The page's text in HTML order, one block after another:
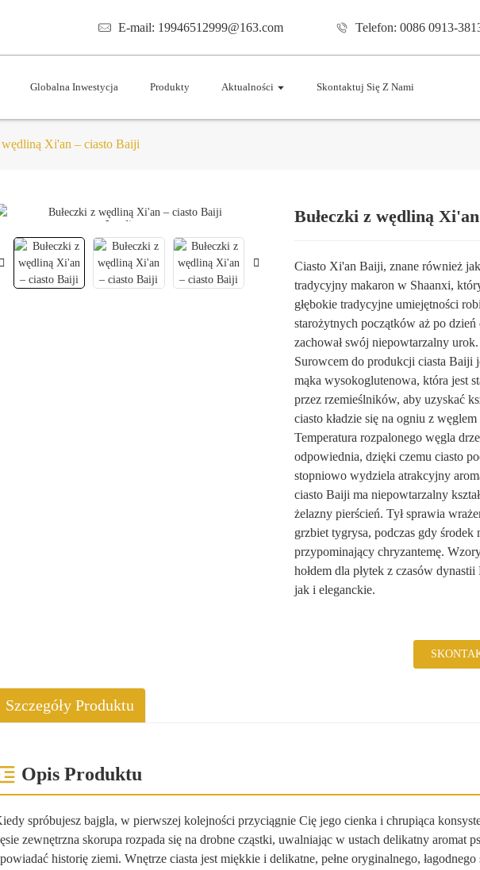
E-mail: 19946512999@163.com Telefon: 0086 0913-
Globalna Inwestycja Produkty Aktualności Skontaktuj Się Z Nami
wędliną Xi'an – ciasto Baiji
Loading...
Loading... Loading...
Loading...
Bułeczki z wędliną
Ciasto Xi'an Baiji, znane również
tradycyjny makaron w Shaanxi,
głębokie tradycyjne umiejętności
starożytnych początków aż po dzień
zachował swój niepowtarzalny urok.
Surowcem do produkcji ciasta Baiji
mąka wysokoglutenowa, która jest
przez rzemieślników, aby uzyskać
ciasto kładzie się na ogniu z
Temperatura rozpalonego węgla
odpowiednia, dzięki czemu ciasto
stopniowo wydziela atrakcyjny
ciasto Baiji ma niepowtarzalny
żelazny pierścień. Tył sprawia
grzbiet tygrysa, podczas gdy środek
przypominający chryzantemę.
hołdem dla płytek z czasów
jak i eleganckie.
Szczegóły Produktu
Opis Produktu
spróbujesz bajgla, w pierwszej kolejności przyciągnie Cię jego cienka i chrupiąca
zewnętrzna skorupa rozpada się na drobne cząstki, uwalniając w ustach delikatny aromat
historię ziemi. Wnętrze ciasta jest miękkie i delikatne, pełne oryginalnego,